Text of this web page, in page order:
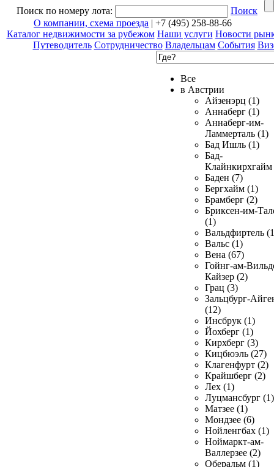
Поиск по номеру лота:
Поиск
О компании, схема проезда | +7 (495) 258-88-66
Каталог недвижимости за рубежом Наши услуги Новости
Путеводитель Сотрудничество Владельцам События
Все
в Австрии
Айзенэрц (1)
Аннаберг (1)
Аннаберг-им-
Ламмерталь (1)
Бад Ишль (1)
Бад-
Клайнкирхгайм
Баден (7)
Бергхайм (1)
Брамберг (2)
Бриксен-им-
(1)
Вальдфиртель
Вальс (1)
Вена (67)
Гойнг-ам-
Кайзер (2)
Грац (3)
Зальцбург-
(12)
Инсбрук (1)
Йохберг (1)
Кирхберг (3)
Кицбюэль (27)
Клагенфурт (2)
Крайшберг (2)
Лех (1)
Луцмансбург (1)
Матзее (1)
Мондзее (6)
Нойленгбах (1)
Ноймаркт-ам-
Валлерзее (2)
Оберальм (1)